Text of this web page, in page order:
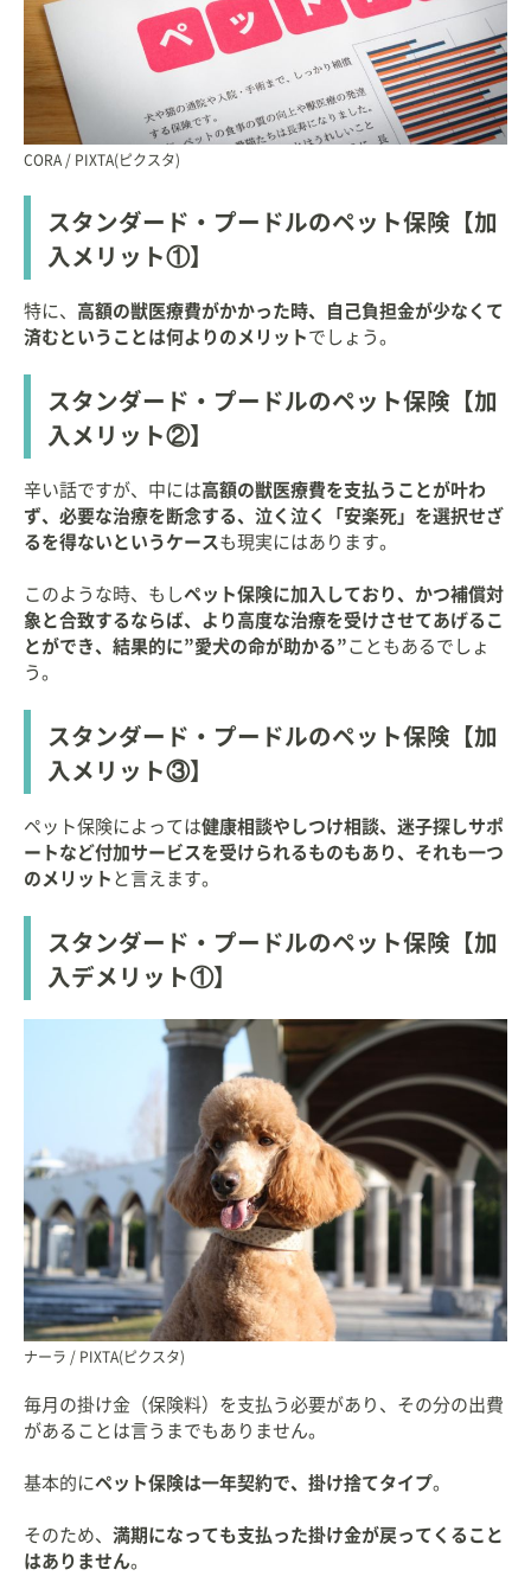
CORA / PIXTA(ピクスタ)
スタンダード・プードルのペット保険【加
入メリット①】
特に、 高額の獣医療費がかかった時、自己負担金が少なくて
済むということは何よりのメリット でしょう。
スタンダード・プードルのペット保険【加
入メリット②】
辛い話ですが、中には高額の獣医療費を支払うことが叶わ
ず、必要な治療を断念する、泣く泣く「安楽死」を選択せざ
るを得ないというケース も現実にはあります。
このような時、もしペット保険に加入しており、かつ補償対
象と合致するならば、より高度な治療を受けさせてあげるこ
とができ、結果的に”愛犬の命が助かる” こともあるでしょ
う。
スタンダード・プードルのペット保険【加
入メリット③】
ペット保険によっては健康相談やしつけ相談、迷子探しサポ
ートなど付加サービスを受けられるものもあり、それも一つ
のメリット と言えます。
スタンダード・プードルのペット保険【加
入デメリット①】
ナーラ / PIXTA(ピクスタ)
毎月の掛け金（保険料）を支払う必要があり、その分の出費
があることは言うまでもありません。
基本的にペット保険は一年契約で、掛け捨てタイプ。
そのため、 満期になっても支払った掛け金が戻ってくること
はありません。